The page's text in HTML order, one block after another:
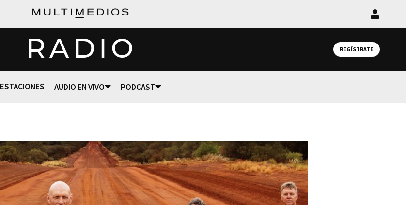
Iniciar
RADIO REGÍSTRATE
ESTACIONES AUDIO EN VIVO PODCAST